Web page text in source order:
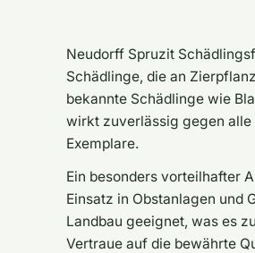
Neudorff Spruzit
Schädlinge, die an
bekannte Schädlinge wie
wirkt zuverlässig gegen alle
Exemplare.
Ein besonders vorteilhafter
Einsatz in Obstanlagen und
Landbau geeignet, was es
Vertraue auf die bewährte